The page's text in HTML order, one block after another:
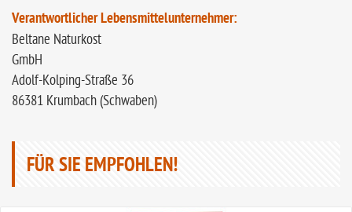
Verantwortlicher Lebensmittelunternehmer:
Beltane Naturkost
GmbH
Adolf-Kolping-Straße 36
86381 Krumbach (Schwaben)
FÜR SIE EMPFOHLEN!